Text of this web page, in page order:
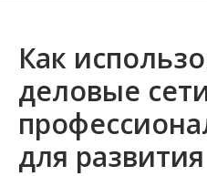
Как
деловые
для